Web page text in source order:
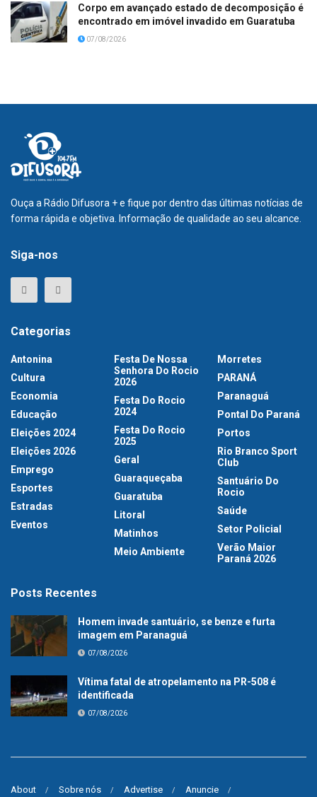
Corpo em avançado estado de decomposição é
encontrado em imóvel invadido em Guaratuba
07/08/2026
Ouça a Rádio Difusora + e fique por dentro das últimas notícias de
forma rápida e objetiva. Informação de qualidade ao seu alcance.
Siga-nos
Categorias
Antonina
Cultura
Economia
Educação
Eleições 2024
Eleições 2026
Emprego
Esportes
Estradas
Eventos
Festa De Nossa
Senhora Do Rocio
2026
Festa Do Rocio
2024
Festa Do Rocio
2025
Geral
Guaraqueçaba
Guaratuba
Litoral
Matinhos
Meio Ambiente
Morretes
PARANÁ
Paranaguá
Pontal Do Paraná
Portos
Rio Branco Sport
Club
Santuário Do
Rocio
Saúde
Setor Policial
Verão Maior
Paraná 2026
Posts Recentes
Homem invade santuário, se benze e furta
imagem em Paranaguá
07/08/2026
Vítima fatal de atropelamento na PR-508 é
identificada
07/08/2026
About Sobre nós Advertise Anuncie